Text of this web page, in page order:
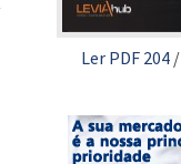
Ler PDF 204/